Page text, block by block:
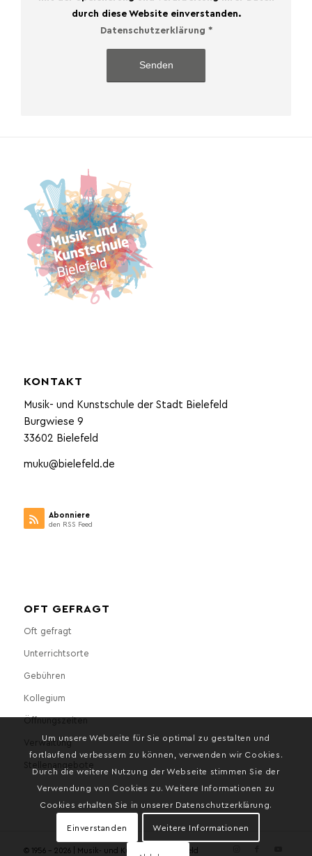
durch diese Website einverstanden.
Datenschutzerklärung *
KONTAKT
Musik- und Kunstschule der Stadt Bielefeld
Burgwiese 9
33602 Bielefeld
muku@bielefeld.de
Abonniere
den RSS Feed
OFT GEFRAGT
Oft gefragt
Unterrichtsorte
Gebühren
Kollegium
Öffnungszeiten
Verwaltung
Stellenangebote
© 1956 - 2026 | Musik- und Kunstschule Bielefeld
Um unsere Webseite für Sie optimal zu gestalten und
fortlaufend verbessern zu können, verwenden wir Cookies.
Durch die weitere Nutzung der Webseite stimmen Sie der
Verwendung von Cookies zu. Weitere Informationen zu
Cookies erhalten Sie in unserer Datenschutzerklärung.
Einverstanden Weitere Informationen